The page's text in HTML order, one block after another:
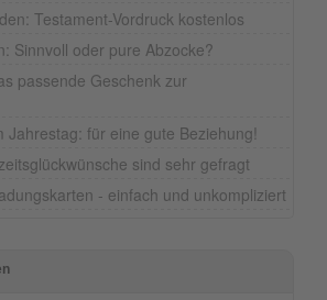
Testament-Vordruck kostenlos
Sinnvoll oder pure Abzocke?
passende Geschenk zur
Jahrestag: für eine gute Beziehung!
sind sehr gefragt
- einfach und unkompliziert